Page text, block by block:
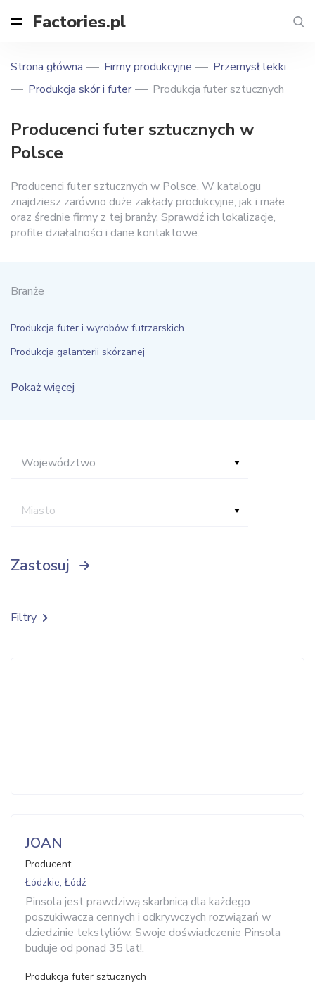
Factories.pl
Strona główna Firmy produkcyjne
Przemysł lekki
Produkcja skór i futer
Produkcja futer sztucznych
Producenci futer sztucznych w
Polsce
Producenci futer sztucznych w Polsce. W katalogu
znajdziesz zarówno duże zakłady produkcyjne, jak i małe
oraz średnie firmy z tej branży. Sprawdź ich lokalizacje,
profile działalności i dane kontaktowe.
Branże
Produkcja futer i wyrobów futrzarskich
Produkcja galanterii skórzanej
Pokaż więcej
Województwo
Miasto
Zastosuj
JOAN
Producent
Łódzkie, Łódź
Pinsola jest prawdziwą skarbnicą dla każdego
poszukiwacza cennych i odkrywczych rozwiązań w
dziedzinie tekstyliów. Swoje doświadczenie Pinsola
buduje od ponad 35 lat!.
Produkcja futer sztucznych
Filtry